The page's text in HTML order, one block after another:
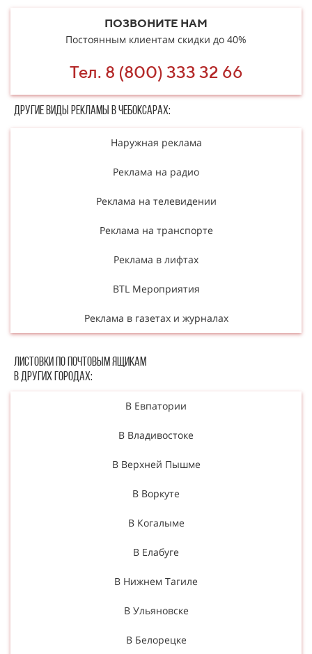
ПОЗВОНИТЕ НАМ
Постоянным клиентам скидки до 40%
Тел. 8 (800) 333 32 66
Другие в​​​​иды рекламы в Чебоксарах:
Наружная реклама
Реклама на радио
Реклама на телевидении
Реклама на транспорте
Реклама в лифтах
BTL Мероприятия
Реклама в газетах и журналах
Листовки по почтовым ящикам
в других городах:
В Евпатории
В Владивостоке
В Верхней Пышме
В Воркуте
В Когалыме
В Елабуге
В Нижнем Тагиле
В Ульяновске
В Белорецке